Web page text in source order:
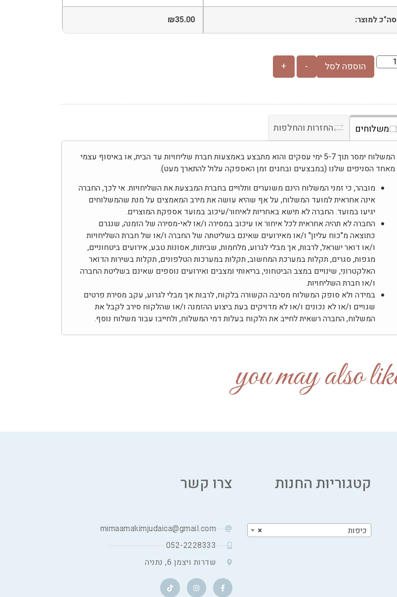
סה"כ למוצר: ₪35.00
-
+ הוספה לסל
משלוחים החזרות והחלפות
המשלוח ימסר תוך 5-7 ימי עסקים והוא מתבצע באמצעות חברת שליחויות עד הבית, או באיסוף עצמי
מאחד הסניפים שלנו (במבצעים ובחגים זמן האספקה עלול להתארך מעט).
מובהר, כי זמני המשלוח הינם משוערים ותלויים בחברת המבצעת את השליחויות. אי לכך, החברה
אינה אחראית למועד המשלוח, על אף שהיא עושה את מירב המאמצים על מנת שהמשלוחים
יגיעו במועד. החברה לא תישא באחריות לאיחור/עיכוב במועד אספקת המוצרים.
החברה לא תהיה אחראית לכל איחור או עיכוב במסירה ו/או לאי-מסירה של הזמנה, שנגרם
כתוצאה מ"כוח עליון" ו/או מאירועים שאינם בשליטתה של החברה ו/או של חברת השליחויות
ו/או דואר ישראל, לרבות, אך מבלי לגרוע, מלחמות, שביתות, אסונות טבע, אירועים ביטחוניים,
מגפות, סגרים, תקלות במערכת המחשוב, תקלות במערכות הטלפונים, תקלות בשירות הדואר
האלקטרוני, שינויים במצב הביטחוני, בריאותי ומצבים ואירועים נוספים שאינם בשליטת החברה
ו/או חברת השליחויות.
במידה ולא סופק המשלוח מסיבה הקשורה בלקוח, לרבות אך מבלי לגרוע, עקב מסירת פרטים
שגויים ו/או לא נכונים ו/או לא מדויקים בעת ביצוע ההזמנה ו/או שהלקוח סירב לקבל את
המשלוח, החברה רשאית לחייב את הלקוח בעלות דמי המשלוח, ולחייבו עבור משלוח נוסף.
קטגוריות החנות
× כיפות
צרו קשר
mimaamakimjudaica@gmail.com
052-2228333
שדרות ויצמן 6, נתניה